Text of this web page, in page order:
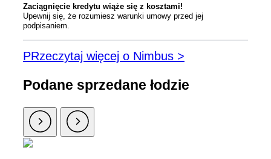
Zaciągnięcie kredytu wiąże się z kosztami!
Upewnij się, że rozumiesz warunki umowy przed jej
podpisaniem.
PRzeczytaj więcej o Nimbus >
Podane sprzedane łodzie